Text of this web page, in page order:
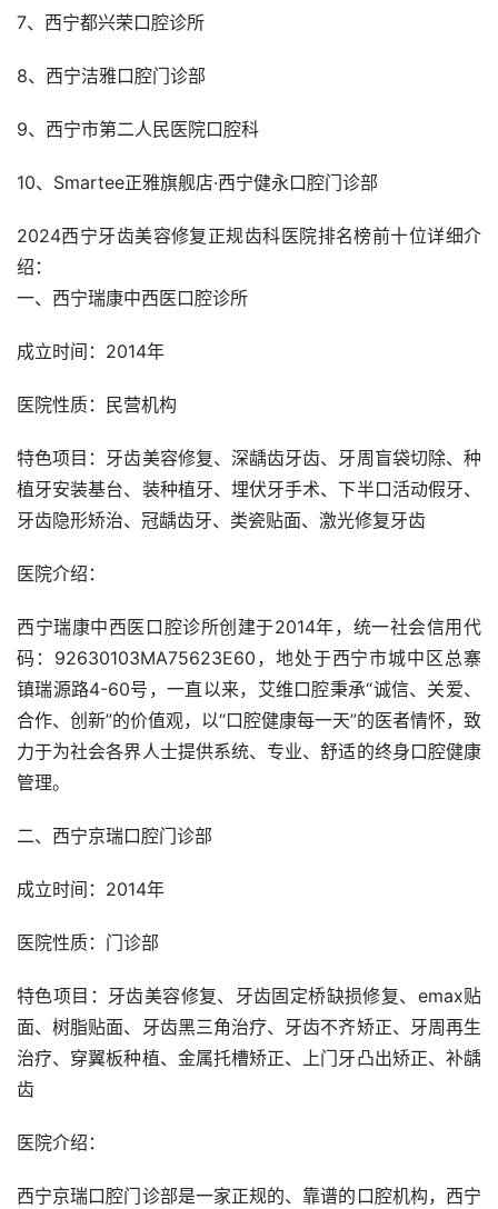
7、西宁都兴荣口腔诊所
8、西宁洁雅口腔门诊部
9、西宁市第二人民医院口腔科
10、Smartee正雅旗舰店·西宁健永口腔门诊部
2024西宁牙齿美容修复正规齿科医院排名榜前十位详细介
绍：
一、西宁瑞康中西医口腔诊所
成立时间：2014年
医院性质：民营机构
特色项目：牙齿美容修复、深龋齿牙齿、牙周盲袋切除、种
植牙安装基台、装种植牙、埋伏牙手术、下半口活动假牙、
牙齿隐形矫治、冠龋齿牙、类瓷贴面、激光修复牙齿
医院介绍：
西宁瑞康中西医口腔诊所创建于2014年，统一社会信用代
码：92630103MA75623E60，地处于西宁市城中区总寨
镇瑞源路4-60号，一直以来，艾维口腔秉承“诚信、关爱、
合作、创新”的价值观，以“口腔健康每一天”的医者情怀，致
力于为社会各界人士提供系统、专业、舒适的终身口腔健康
管理。
二、西宁京瑞口腔门诊部
成立时间：2014年
医院性质：门诊部
特色项目：牙齿美容修复、牙齿固定桥缺损修复、emax贴
面、树脂贴面、牙齿黑三角治疗、牙齿不齐矫正、牙周再生
治疗、穿翼板种植、金属托槽矫正、上门牙凸出矫正、补龋
齿
医院介绍：
西宁京瑞口腔门诊部是一家正规的、靠谱的口腔机构，西宁